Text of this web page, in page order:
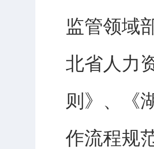
监管领域
北省人力
则》、《
作流程规